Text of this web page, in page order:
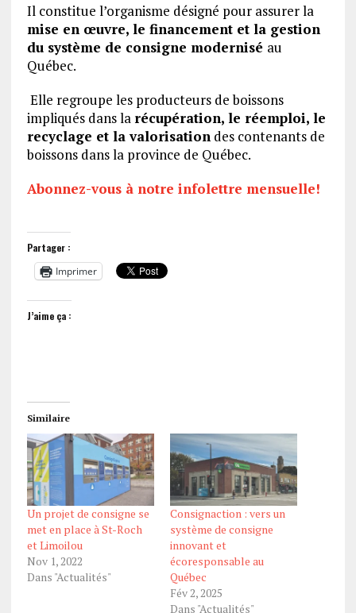
Il constitue l’organisme désigné pour assurer la
mise en œuvre, le financement et la gestion
du système de consigne modernisé au
Québec.
Elle regroupe les producteurs de boissons
impliqués dans la récupération, le réemploi, le
recyclage et la valorisationdes contenants de
boissons dans la province de Québec.
Abonnez-vous à notre infolettre mensuelle!
Partager :
Imprimer
J’aime ça :
Similaire
Un projet de consigne se
met en place à St-Roch
et Limoilou
Nov 1, 2022
Dans "Actualités"
Consignaction : vers un
système de consigne
innovant et
écoresponsable au
Québec
Fév 2, 2025
Dans "Actualités"